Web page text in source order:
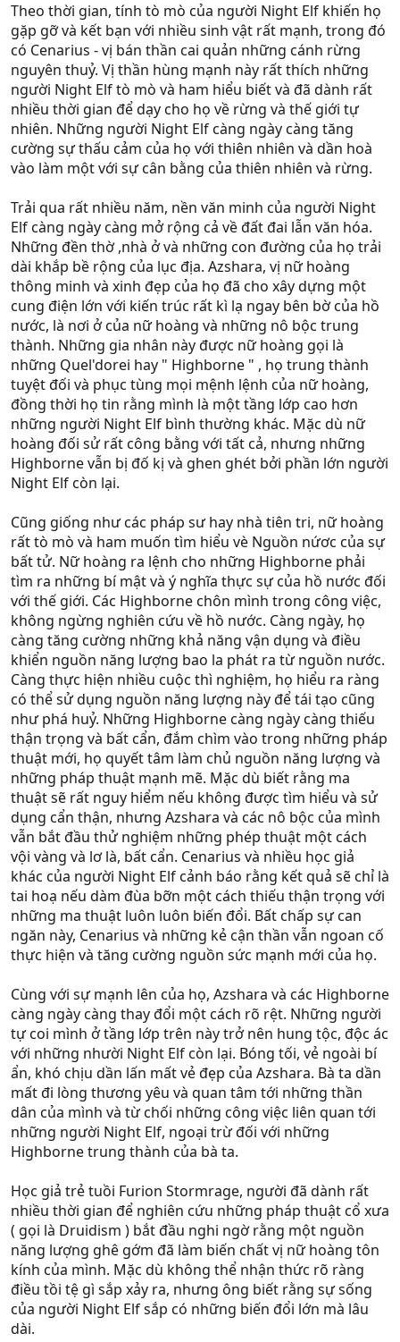
Theo thời gian, tính tò mò của người Night Elf khiến họ
gặp gỡ và kết bạn với nhiều sinh vật rất mạnh, trong đó
có Cenarius - vị bán thần cai quản những cánh rừng
nguyên thuỷ. Vị thần hùng mạnh này rất thích những
người Night Elf tò mò và ham hiểu biết và đã dành rất
nhiều thời gian để dạy cho họ về rừng và thế giới tự
nhiên. Những người Night Elf càng ngày càng tăng
cường sự thấu cảm của họ với thiên nhiên và dần hoà
vào làm một với sự cân bằng của thiên nhiên và rừng.
Trải qua rất nhiều năm, nền văn minh của người Night
Elf càng ngày càng mở rộng cả về đất đai lẫn văn hóa.
Những đền thờ ,nhà ở và những con đường của họ trải
dài khắp bề rộng của lục địa. Azshara, vị nữ hoàng
thông minh và xinh đẹp của họ đã cho xây dựng một
cung điện lớn với kiến trúc rất kì lạ ngay bên bờ của hồ
nước, là nơi ở của nữ hoàng và những nô bộc trung
thành. Những gia nhân này được nữ hoàng gọi là
những Quel'dorei hay " Highborne " , họ trung thành
tuyệt đối và phục tùng mọi mệnh lệnh của nữ hoàng,
đồng thời họ tin rằng mình là một tầng lớp cao hơn
những người Night Elf bình thường khác. Mặc dù nữ
hoàng đối sử rất công bằng với tất cả, nhưng những
Highborne vẫn bị đố kị và ghen ghét bởi phần lớn người
Night Elf còn lại.
Cũng giống như các pháp sư hay nhà tiên tri, nữ hoàng
rất tò mò và ham muốn tìm hiểu vè Nguồn nứơc của sự
bất tử. Nữ hoàng ra lệnh cho những Highborne phải
tìm ra những bí mật và ý nghĩa thực sự của hồ nước đối
với thế giới. Các Highborne chôn mình trong công việc,
không ngừng nghiên cứu về hồ nước. Càng ngày, họ
càng tăng cường những khả năng vận dụng và điều
khiển nguồn năng lượng bao la phát ra từ nguồn nước.
Càng thực hiện nhiều cuộc thì nghiệm, họ hiểu ra ràng
có thể sử dụng nguồn năng lượng này để tái tạo cũng
như phá huỷ. Những Highborne càng ngày càng thiếu
thận trọng và bất cẩn, đắm chìm vào trong những pháp
thuật mới, họ quyết tâm làm chủ nguồn năng lượng và
những pháp thuật mạnh mẽ. Mặc dù biết rằng ma
thuật sẽ rất nguy hiểm nếu không được tìm hiểu và sử
dụng cẩn thận, nhưng Azshara và các nô bộc của mình
vẫn bắt đầu thử nghiệm những phép thuật một cách
vội vàng và lơ là, bất cẩn. Cenarius và nhiều học giả
khác của người Night Elf cảnh báo rằng kết quả sẽ chỉ là
tai hoạ nếu dàm đùa bỡn một cách thiếu thận trọng với
những ma thuật luôn luôn biến đổi. Bất chấp sự can
ngăn này, Cenarius và những kẻ cận thần vẫn ngoan cố
thực hiện và tăng cường nguồn sức mạnh mới của họ.
Cùng với sự mạnh lên của họ, Azshara và các Highborne
càng ngày càng thay đổi một cách rõ rệt. Những người
tự coi mình ở tầng lớp trên này trở nên hung tộc, độc ác
với những nhười Night Elf còn lại. Bóng tối, vẻ ngoài bí
ẩn, khó chịu dần lấn mất vẻ đẹp của Azshara. Bà ta dần
mất đi lòng thương yêu và quan tâm tới những thần
dân của mình và từ chối những công việc liên quan tới
những người Night Elf, ngoại trừ đối với những
Highborne trung thành của bà ta.
Học giả trẻ tuồi Furion Stormrage, người đã dành rất
nhiều thời gian để nghiên cứu những pháp thuật cổ xưa
( gọi là Druidism ) bắt đầu nghi ngờ rằng một nguồn
năng lượng ghê gớm đã làm biến chất vị nữ hoàng tôn
kính của mình. Mặc dù không thể nhận thức rõ ràng
điều tồi tệ gì sắp xảy ra, nhưng ông biết rằng sự sống
của người Night Elf sắp có những biến đổi lớn mà lâu
dài.